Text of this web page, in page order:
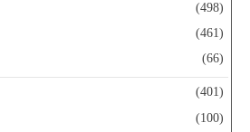
(498)
(461)
(66)
(401)
(100)